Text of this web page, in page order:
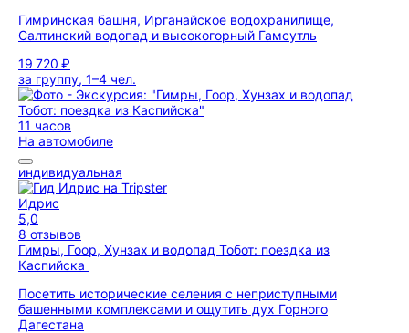
Гимринская башня, Ирганайское водохранилище,
Салтинский водопад и высокогорный Гамсутль
19 720 ₽
за группу, 1–4 чел.
11 часов
На автомобиле
индивидуальная
Идрис
5,0
8 отзывов
Гимры, Гоор, Хунзах и водопад Тобот: поездка из
Каспийска
Посетить исторические селения с неприступными
башенными комплексами и ощутить дух Горного
Дагестана